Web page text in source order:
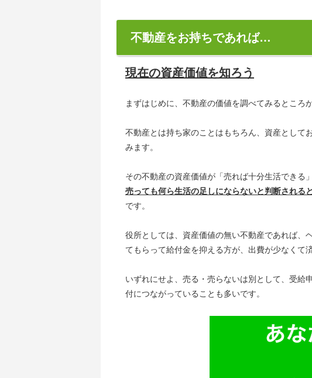
不動産をお持ちであれば…
現在の資産価値を知ろう
まずはじめに、不動産の価値を調べてみるところ
不動産とは持ち家のことはもちろん、資産として
みます。
その不動産の資産価値が「売れば十分生活できる
売っても何ら生活の足しにならないと判断される
です。
役所としては、資産価値の無い不動産であれば、
てもらって給付金を抑える方が、出費が少なくて
いずれにせよ、売る・売らないは別として、受給
付につながっていることも多いです。